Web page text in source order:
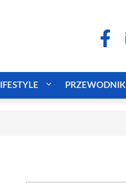
PRZEWODNIK